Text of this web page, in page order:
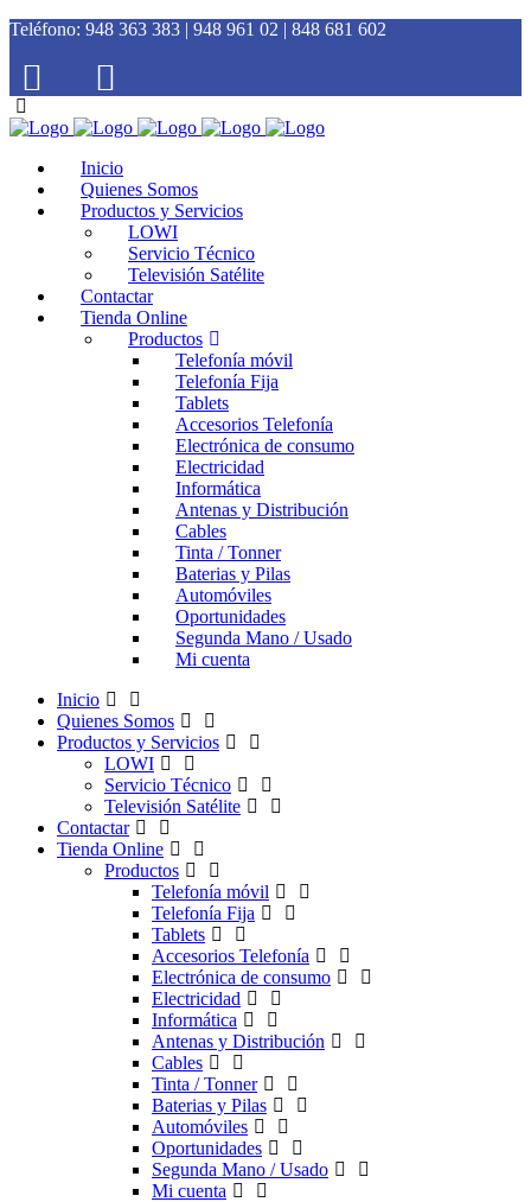
Teléfono: 948 363 383 | 948 961 02 | 848 681 602
Inicio
Quienes Somos
Productos y Servicios
LOWI
Servicio Técnico
Televisión Satélite
Contactar
Tienda Online
Productos
Telefonía móvil
Telefonía Fija
Tablets
Accesorios Telefonía
Electrónica de consumo
Electricidad
Informática
Antenas y Distribución
Cables
Tinta / Tonner
Baterias y Pilas
Automóviles
Oportunidades
Segunda Mano / Usado
Mi cuenta
Inicio
Quienes Somos
Productos y Servicios
LOWI
Servicio Técnico
Televisión Satélite
Contactar
Tienda Online
Productos
Telefonía móvil
Telefonía Fija
Tablets
Accesorios Telefonía
Electrónica de consumo
Electricidad
Informática
Antenas y Distribución
Cables
Tinta / Tonner
Baterias y Pilas
Automóviles
Oportunidades
Segunda Mano / Usado
Mi cuenta